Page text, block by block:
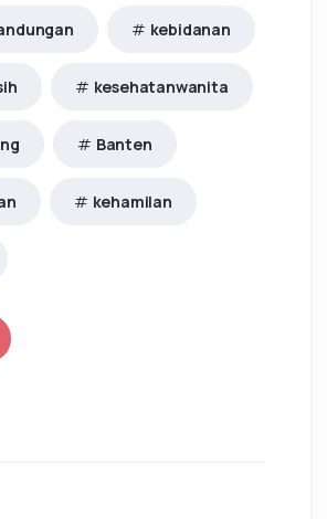
kebidanan
kesehatanwanita
Banten
kehamilan